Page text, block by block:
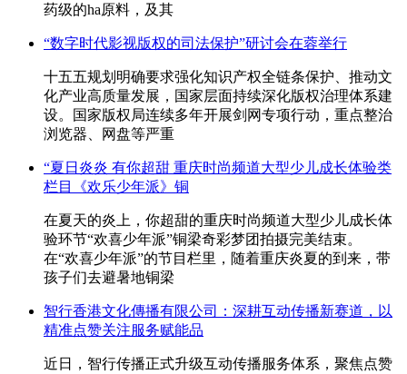
药级的ha原料，及其
“数字时代影视版权的司法保护”研讨会在蓉举行
十五五规划明确要求强化知识产权全链条保护、推动文
化产业高质量发展，国家层面持续深化版权治理体系建
设。国家版权局连续多年开展剑网专项行动，重点整治
浏览器、网盘等严重
“夏日炎炎 有你超甜 重庆时尚频道大型少儿成长体验类
栏目《欢乐少年派》铜
在夏天的炎上，你超甜的重庆时尚频道大型少儿成长体
验环节“欢喜少年派”铜梁奇彩梦团拍摄完美结束。
在“欢喜少年派”的节目栏里，随着重庆炎夏的到来，带
孩子们去避暑地铜梁
智行香港文化傳播有限公司：深耕互动传播新赛道，以
精准点赞关注服务赋能品
近日，智行传播正式升级互动传播服务体系，聚焦点赞